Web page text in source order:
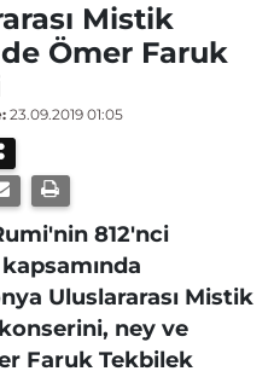
Mistik
Ömer Faruk
23.09.2019 01:05
812'nci
Uluslararası Mistik
ney ve
Faruk Tekbilek